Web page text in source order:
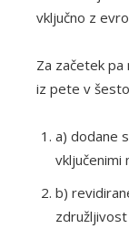
vključno z
Za začetek
iz pete v
a) dodane
vključenimi
b)
združljivost